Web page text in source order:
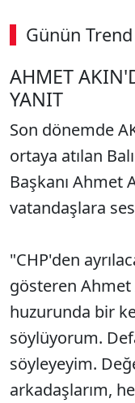
Günün
00:03 / 06:57
AHMET
YANIT
Son dönemde
ortaya atılan
Başkanı Ahmet
vatandaşlara
"CHP'den
gösteren Ahmet
huzurunda bir
söylüyorum.
söyleyeyim.
arkadaşlarım,